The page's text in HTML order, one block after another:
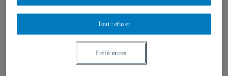
2024
2021
Tout refuser
Préférences